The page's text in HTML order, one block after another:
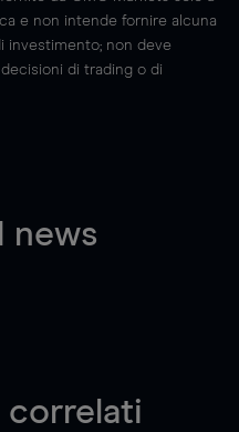
e non intende fornire alcuna
investimento; non deve
di trading o di
news